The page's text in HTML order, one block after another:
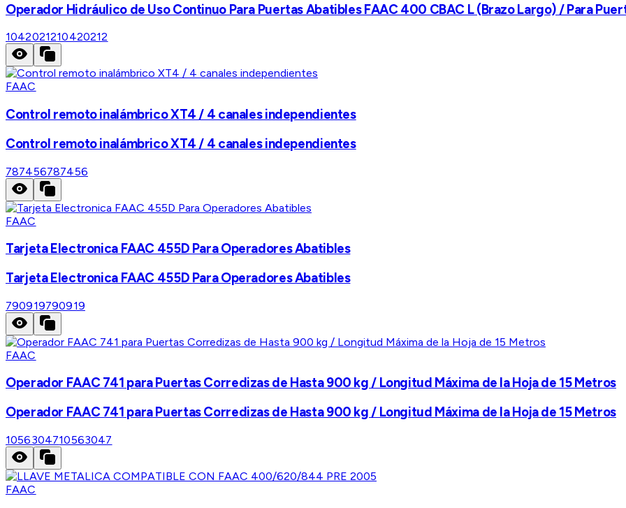
Operador Hidráulico de Uso Continuo Para Puertas Abatibles FAAC 400 CBAC L (Brazo Largo) / Para
1042021210420212
FAAC
Control remoto inalámbrico XT4 / 4 canales independientes
Control remoto inalámbrico XT4 / 4 canales independientes
787456787456
FAAC
Tarjeta Electronica FAAC 455D Para Operadores Abatibles
Tarjeta Electronica FAAC 455D Para Operadores Abatibles
790919790919
FAAC
Operador FAAC 741 para Puertas Corredizas de Hasta 900 kg / Longitud Máxima de la Hoja de 15 Metros
Operador FAAC 741 para Puertas Corredizas de Hasta 900 kg / Longitud Máxima de la Hoja de 15 Metros
1056304710563047
FAAC